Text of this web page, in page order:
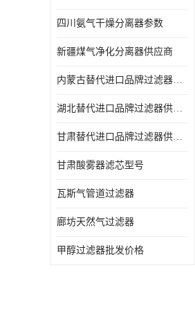
四川氨气干燥分离器参数
新疆煤气净化分离器供应商
内蒙古替代进口品牌过滤器厂家
湖北替代进口品牌过滤器供应商
甘肃替代进口品牌过滤器供应商
甘肃酸雾器滤芯型号
瓦斯气管道过滤器
廊坊天然气过滤器
甲醇过滤器批发价格